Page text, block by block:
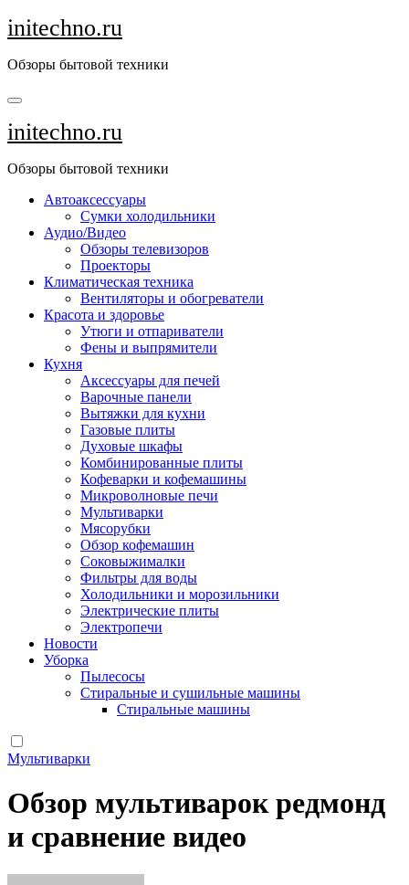
Перейти
к
initechno.ru
Обзоры бытовой техники
initechno.ru
Обзоры бытовой техники
Автоаксессуары
Сумки холодильники
Аудио/Видео
Обзоры телевизоров
Проекторы
Климатическая техника
Вентиляторы и обогреватели
Красота и здоровье
Утюги и отпариватели
Фены и выпрямители
Кухня
Аксессуары для печей
Варочные панели
Вытяжки для кухни
Газовые плиты
Духовые шкафы
Комбинированные плиты
Кофеварки и кофемашины
Микроволновые печи
Мультиварки
Мясорубки
Обзор кофемашин
Соковыжималки
Фильтры для воды
Холодильники и морозильники
Электрические плиты
Электропечи
Новости
Уборка
Пылесосы
Стиральные и сушильные машины
Стиральные машины
Мультиварки
Обзор мультиварок редмонд
и сравнение видео